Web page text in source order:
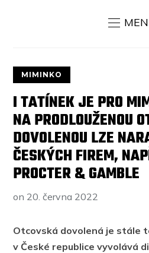
MIMINKO
I TATÍNEK JE PRO
NA PRODLOUŽENOU
DOVOLENOU LZE
ČESKÝCH FIREM,
PROCTER & GAMBLE
on 20. června 2022
Otcovská dovolená je stále
v České republice vyvolává